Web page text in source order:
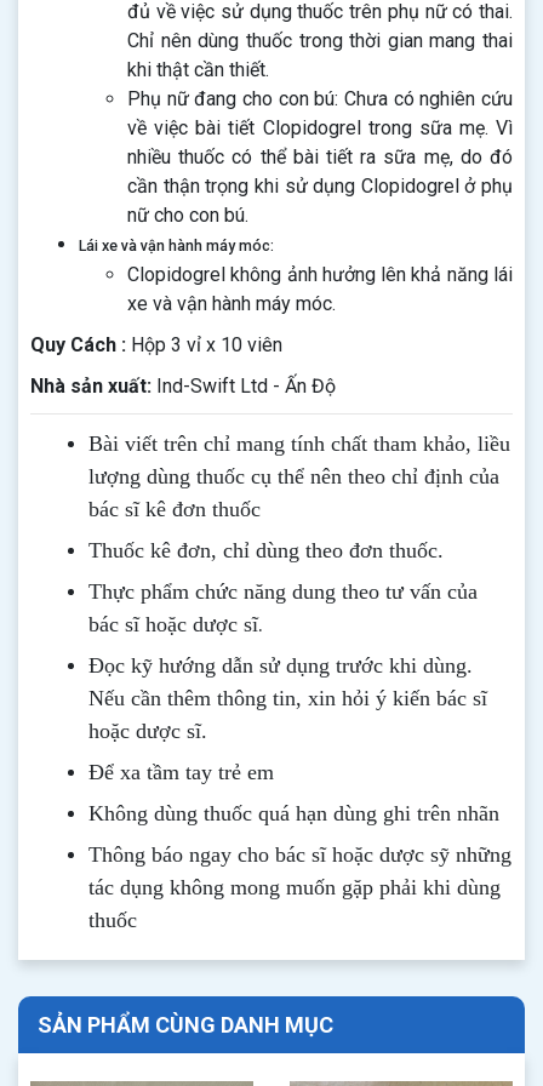
đủ về việc sử dụng thuốc trên phụ nữ có thai.
Chỉ nên dùng thuốc trong thời gian mang thai
khi thật cần thiết.
Phụ nữ đang cho con bú: Chưa có nghiên cứu
về việc bài tiết Clopidogrel trong sữa mẹ. Vì
nhiều thuốc có thể bài tiết ra sữa mẹ, do đó
cần thận trọng khi sử dụng Clopidogrel ở phụ
nữ cho con bú.
Lái xe và vận hành máy móc:
Clopidogrel không ảnh hưởng lên khả năng lái
xe và vận hành máy móc.
Quy Cách : Hộp 3 vỉ x 10 viên
Nhà sản xuất: Ind-Swift Ltd - Ấn Độ
Bài viết trên chỉ mang tính chất tham khảo, liều
lượng dùng thuốc cụ thể nên theo chỉ định của
bác sĩ kê đơn thuốc
Thuốc kê đơn, chỉ dùng theo đơn thuốc.
Thực phẩm chức năng dung theo tư vấn của
bác sĩ hoặc dược sĩ.
Đọc kỹ hướng dẫn sử dụng trước khi dùng.
Nếu cần thêm thông tin, xin hỏi ý kiến bác sĩ
hoặc dược sĩ.
Để xa tầm tay trẻ em
Không dùng thuốc quá hạn dùng ghi trên nhãn
Thông báo ngay cho bác sĩ hoặc dược sỹ những
tác dụng không mong muốn gặp phải khi dùng
thuốc
SẢN PHẨM CÙNG DANH MỤC